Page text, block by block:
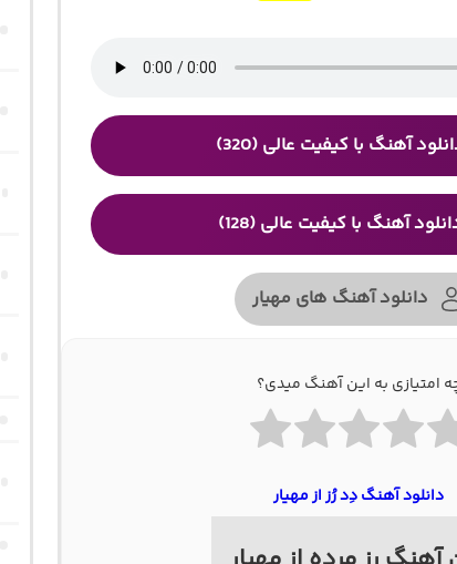
آهنگ با کیفیت عالی (320)
آهنگ با کیفیت عالی (128)
دانلود آهنگ های مهیار
امتیازی به این آهنگ میدی؟
دانلود آهنگ دِد رُز از مهیار